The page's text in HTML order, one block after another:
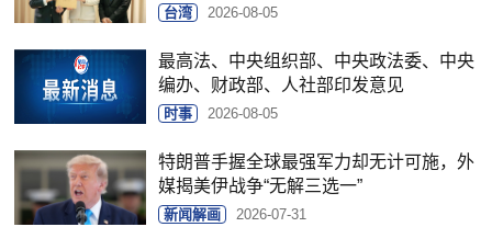
台湾 2026-08-05
最高法、中央组织部、中央政法委、中央
编办、财政部、人社部印发意见
时事 2026-08-05
特朗普手握全球最强军力却无计可施，外
媒揭美伊战争“无解三选一”
新闻解画 2026-07-31